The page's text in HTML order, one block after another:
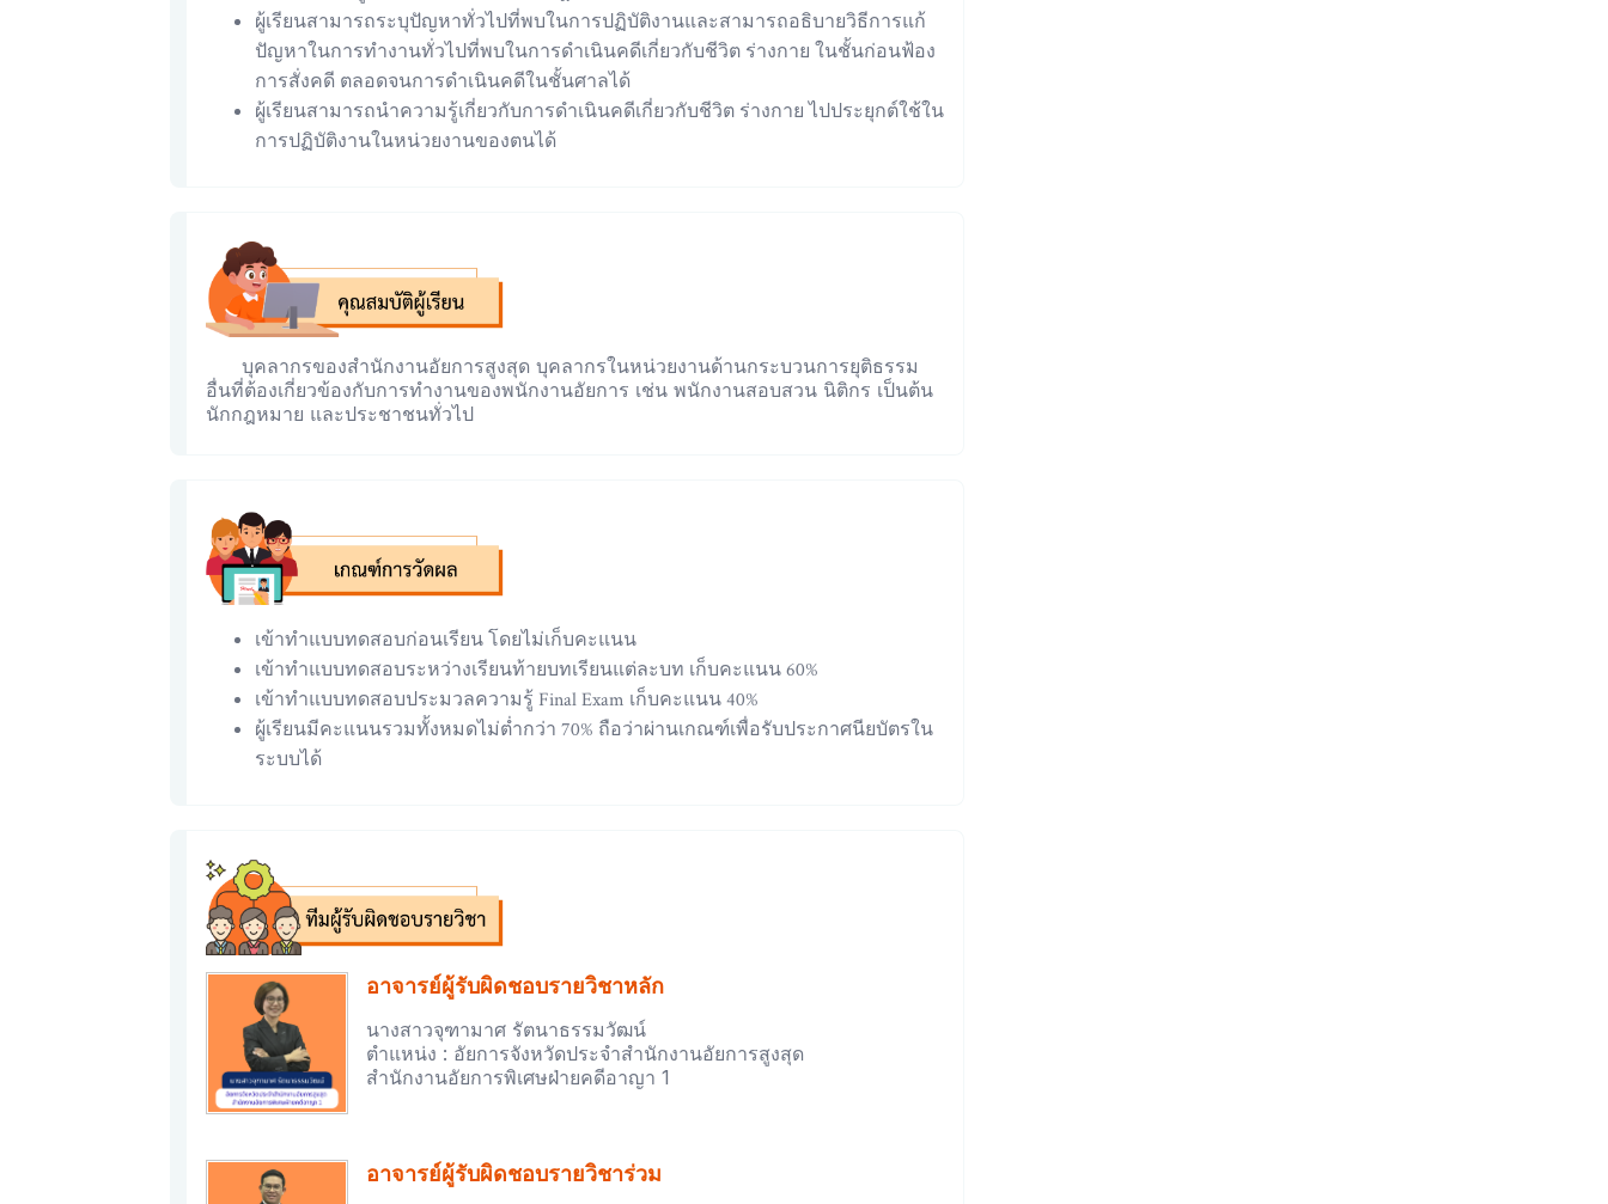
ผู้เรียนสามารถระบุปัญหาทั่วไปที่พบในการปฏิบัติงานและสามารถอธิบายวิธีการแก้
ปัญหาในการทำงานทั่วไปที่พบในการดำเนินคดีเกี่ยวกับชีวิต ร่างกาย ในชั้นก่อนฟ้อง
การสั่งคดี ตลอดจนการดำเนินคดีในชั้นศาลได้
ผู้เรียนสามารถนำความรู้เกี่ยวกับการดำเนินคดีเกี่ยวกับชีวิต ร่างกาย ไปประยุกต์ใช้ใน
การปฏิบัติงานในหน่วยงานของตนได้
บุคลากรของสำนักงานอัยการสูงสุด บุคลากรในหน่วยงานด้านกระบวนการยุติธรรม
อื่นที่ต้องเกี่ยวข้องกับการทำงานของพนักงานอัยการ เช่น พนักงานสอบสวน นิติกร เป็นต้น
นักกฎหมาย และประชาชนทั่วไป
เข้าทำแบบทดสอบก่อนเรียน โดยไม่เก็บคะแนน
เข้าทำแบบทดสอบระหว่างเรียนท้ายบทเรียนแต่ละบท เก็บคะแนน 60%
เข้าทำแบบทดสอบประมวลความรู้ Final Exam เก็บคะแนน 40%
ผู้เรียนมีคะแนนรวมทั้งหมดไม่ต่ำกว่า 70% ถือว่าผ่านเกณฑ์เพื่อรับประกาศนียบัตรใน
ระบบได้
อาจารย์ผู้รับผิดชอบรายวิชาหลัก
นางสาวจุฑามาศ รัตนาธรรมวัฒน์
ตำแหน่ง : อัยการจังหวัดประจำสำนักงานอัยการสูงสุด
สำนักงานอัยการพิเศษฝ่ายคดีอาญา 1
อาจารย์ผู้รับผิดชอบรายวิชาร่วม